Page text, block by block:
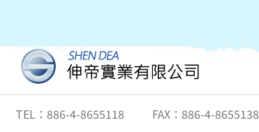
TEL：886-4-8655118 FAX：886-4-8655138